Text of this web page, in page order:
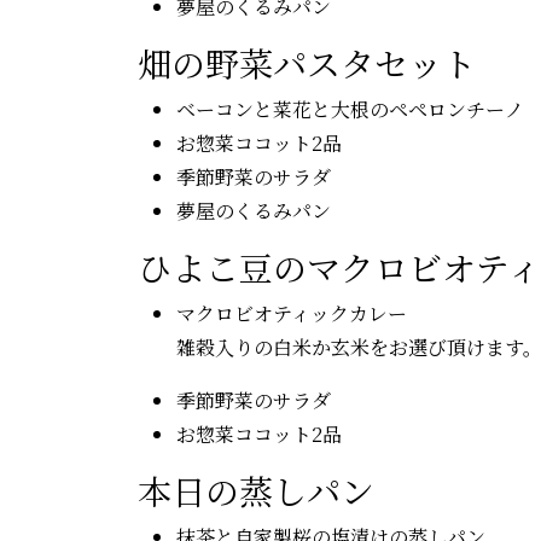
夢屋のくるみパン
畑の野菜パスタセット
ベーコンと菜花と大根のペペロンチーノ
お惣菜ココット2品
季節野菜のサラダ
夢屋のくるみパン
ひよこ豆のマクロビオテ
マクロビオティックカレー
雑穀入りの白米か玄米をお選び頂けます。
季節野菜のサラダ
お惣菜ココット2品
本日の蒸しパン